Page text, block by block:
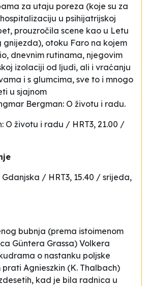
za utaju poreza (koje su za
u psihijatrijskoj
prouzročila scene kao u Letu
gnijezda), otoku Faro na kojem
dnevnim rutinama, njegovim
izolaciji od ljudi, ali i vraćanju
i s glumcima, sve to i mnogo
u sjajnom
Bergman: O životu i radu.
O životu i radu / HRT3, 21.00 /
/ HRT3, 15.40 / srijeda,
bubnja (prema istoimenom
Güntera Grassa) Volkera
o nastanku poljske
prati Agnieszkin (K. Thalbach)
kad je bila radnica u